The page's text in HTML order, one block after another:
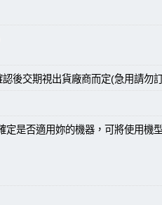
後交期視出貨廠商而定(急用請勿
定是否適用妳的機器，可將使用機